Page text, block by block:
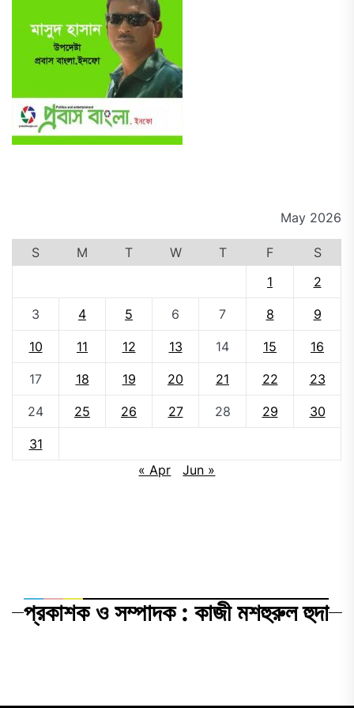
May 2026
S M T W T F
S
1
2
3 4 5 6 7 8 9
10 11 12 13 14 15 16
17 18 19 20 21 22 23
24 25 26 27 28 29 30
31
« Apr
Jun »
প্রকাশক ও সম্পাদক : কাজী মশহুরুল হুদা